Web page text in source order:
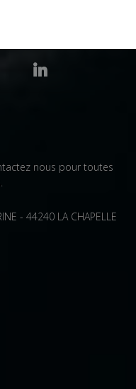
nous pour toutes
- 44240 LA CHAPELLE